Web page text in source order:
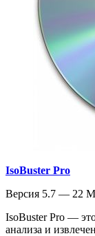
IsoBuster Pro
Версия 5.7 — 22
IsoBuster Pro —
анализа и